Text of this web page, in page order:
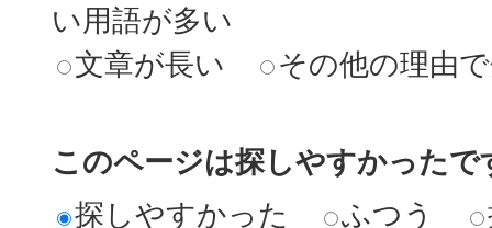
い用語が多い
文章が長い
その他の理由
このページは探しやすかったで
探しやすかった
ふつう